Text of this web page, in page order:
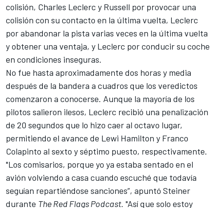
colisión, Charles Leclerc y Russell por provocar una
colisión con su contacto en la última vuelta, Leclerc
por abandonar la pista varias veces en la última vuelta
y obtener una ventaja, y Leclerc por conducir su coche
en condiciones inseguras.
No fue hasta aproximadamente dos horas y media
después de la bandera a cuadros que los veredictos
comenzaron a conocerse. Aunque la mayoría de los
pilotos salieron ilesos, Leclerc recibió una penalización
de 20 segundos que lo hizo caer al octavo lugar,
permitiendo el avance de Lewi Hamilton y Franco
Colapinto al sexto y séptimo puesto, respectivamente.
"Los comisarios, porque yo ya estaba sentado en el
avión volviendo a casa cuando escuché que todavía
seguían repartiéndose sanciones”, apuntó Steiner
durante The Red Flags Podcast. "Así que solo estoy